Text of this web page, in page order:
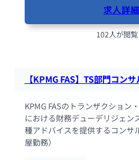
求人詳
102人が閲
【KPMG FAS】TS部門コン
KPMG FASのトランザクション
における財務デューデリジェン
種アドバイスを提供するコンサ
屋勤務）